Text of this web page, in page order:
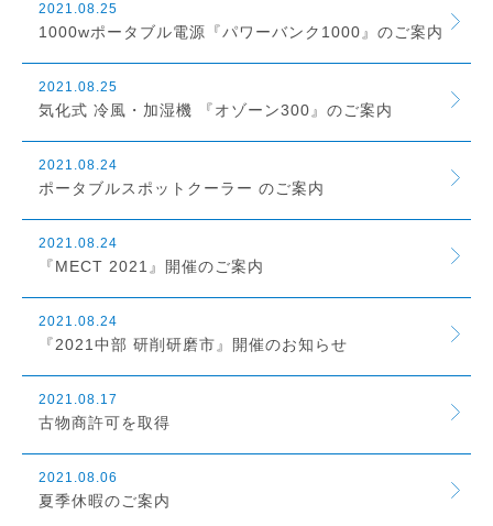
2021.08.25
1000wポータブル電源『パワーバンク1000』のご案内
2021.08.25
気化式 冷風・加湿機 『オゾーン300』のご案内
2021.08.24
ポータブルスポットクーラー のご案内
2021.08.24
『MECT 2021』開催のご案内
2021.08.24
『2021中部 研削研磨市』開催のお知らせ
2021.08.17
古物商許可を取得
2021.08.06
夏季休暇のご案内